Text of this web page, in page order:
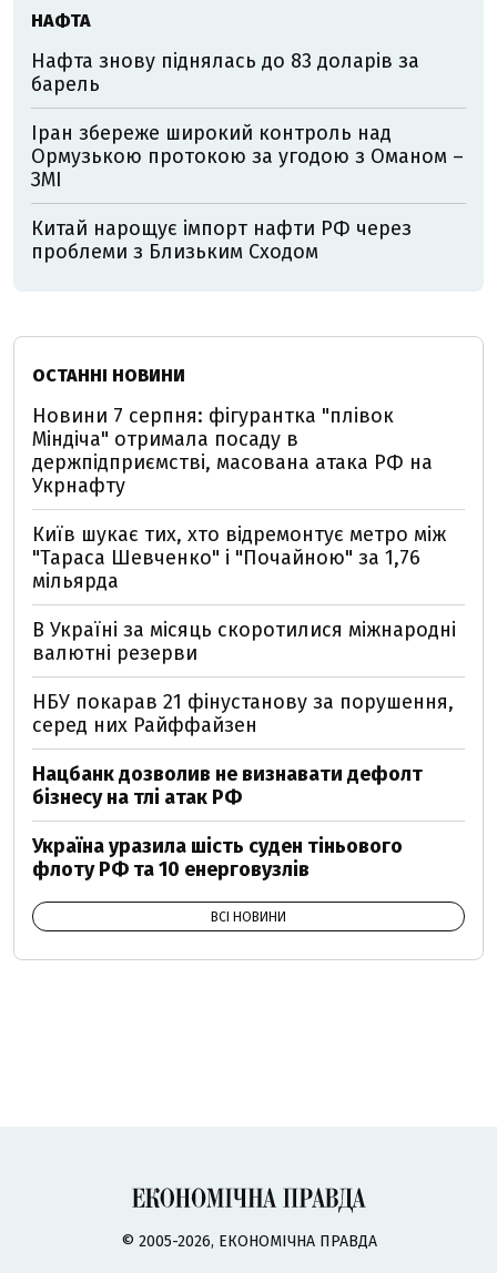
НАФТА
Нафта знову піднялась до 83 доларів за
барель
Іран збереже широкий контроль над
Ормузькою протокою за угодою з Оманом –
ЗМІ
Китай нарощує імпорт нафти РФ через
проблеми з Близьким Сходом
ОСТАННІ НОВИНИ
Новини 7 серпня: фігурантка "плівок
Міндіча" отримала посаду в
держпідприємстві, масована атака РФ на
Укрнафту
Київ шукає тих, хто відремонтує метро між
"Тараса Шевченко" і "Почайною" за 1,76
мільярда
В Україні за місяць скоротилися міжнародні
валютні резерви
НБУ покарав 21 фінустанову за порушення,
серед них Райффайзен
Нацбанк дозволив не визнавати дефолт
бізнесу на тлі атак РФ
Україна уразила шість суден тіньового
флоту РФ та 10 енерговузлів
ВСІ НОВИНИ
© 2005-2026, ЕКОНОМІЧНА ПРАВДА